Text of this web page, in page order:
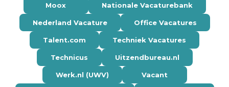
Moox Nationale Vacaturebank
Nederland Vacature Office Vacatures
Talent.com Techniek Vacatures
Technicus Uitzendbureau.nl
Werk.nl (UWV) Vacant